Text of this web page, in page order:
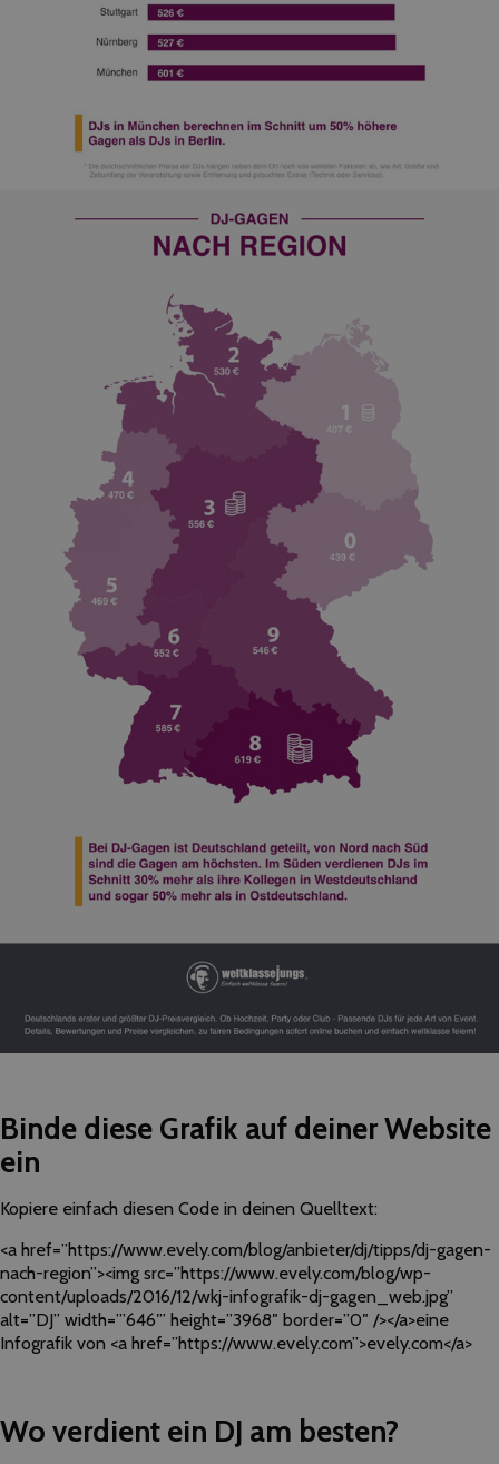
Binde diese Grafik auf deiner Website
ein
Kopiere einfach diesen Code in deinen Quelltext:
<a href=”https://www.evely.com/blog/anbieter/dj/tipps/dj-gagen-
nach-region”><img src=”https://www.evely.com/blog/wp-
content/uploads/2016/12/wkj-infografik-dj-gagen_web.jpg”
alt=”DJ” width=”’646′” height=”3968″ border=”0″ /></a>eine
Infografik von <a href=”https://www.evely.com”>evely.com</a>
Wo verdient ein DJ am besten?